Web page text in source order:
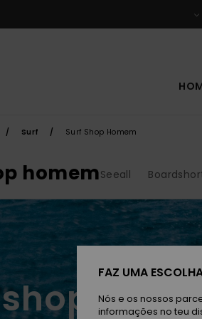
Surf Surf Shop Homem
homemSeeall
FAZ UMA
Nós e os nossos
informações no teu